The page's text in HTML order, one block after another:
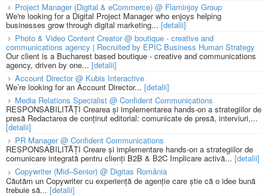
Project Manager (Digital & eCommerce) @ Flaminjoy Group
We're looking for a Digital Project Manager who enjoys helping
businesses grow through digital marketing... [detalii]
Photo & Video Content Creator @ boutique - creative and
communications agency | Recruited by EPIC Business Human Strategy
Our client is a Bucharest based boutique - creative and communications
agency, driven by one... [detalii]
Account Director @ Kubis Interactive
We’re looking for an Account Director... [detalii]
Media Relations Specialist @ Confident Communications
RESPONSABILITĂȚI Crearea și implementarea hands-on a strategiilor de
presă Redactarea de conținut editorial: comunicate de presă, interviuri,...
[detalii]
PR Manager @ Confident Communications
RESPONSABILITĂȚI Creare și implementare hands-on a strategiilor de
comunicare integrată pentru clienți B2B & B2C Implicare activă... [detalii]
Copywriter (Mid–Senior) @ Digitas România
Căutăm un Copywriter cu experiență de agenție care știe că o idee bună
trebuie să... [detalii]